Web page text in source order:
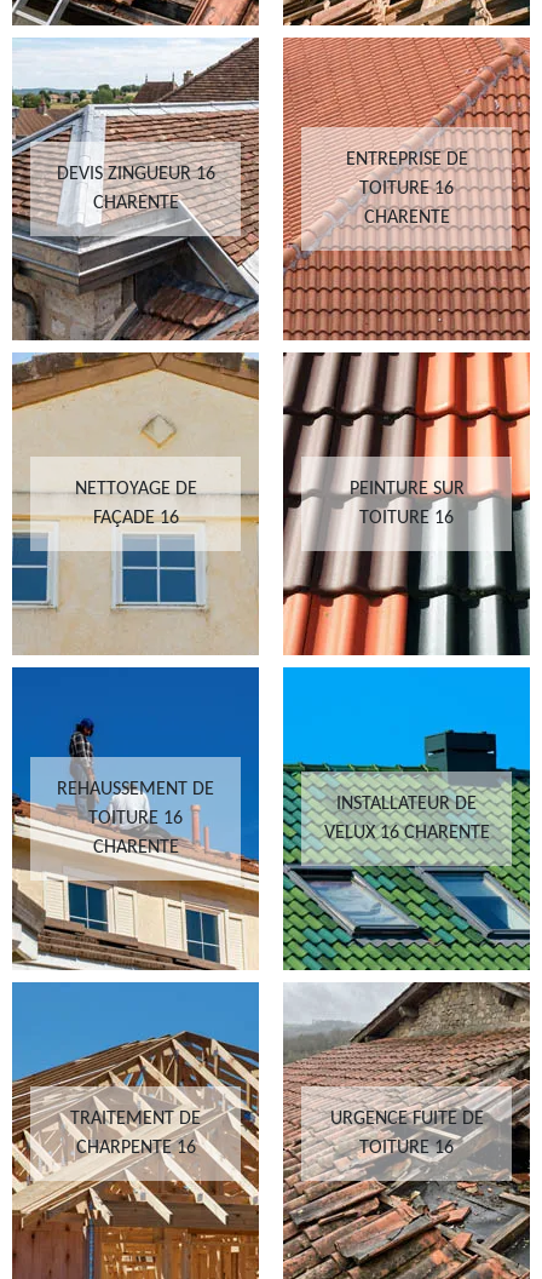
DEVIS ZINGUEUR 16
CHARENTE
ENTREPRISE DE
TOITURE 16
CHARENTE
NETTOYAGE DE
FAÇADE 16
PEINTURE SUR
TOITURE 16
REHAUSSEMENT DE
TOITURE 16
CHARENTE
INSTALLATEUR DE
VELUX 16 CHARENTE
TRAITEMENT DE
CHARPENTE 16
URGENCE FUITE DE
TOITURE 16